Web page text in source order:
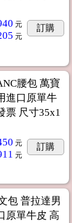
元
元
訂購
腰包 萬寶
進口原單牛
票 尺寸35x1
元
元
訂購
包 普拉達男
原單牛皮 高